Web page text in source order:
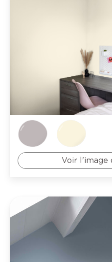
Voir l'image